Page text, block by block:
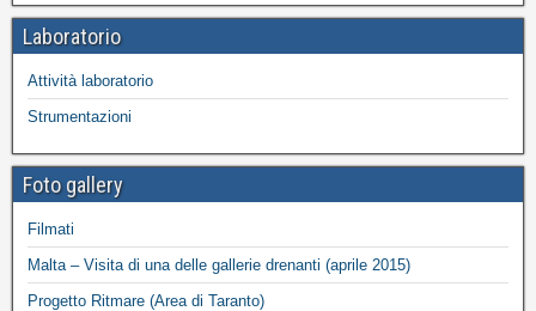
Laboratorio
Attività laboratorio
Strumentazioni
Foto gallery
Filmati
Malta – Visita di una delle gallerie drenanti (aprile 2015)
Progetto Ritmare (Area di Taranto)